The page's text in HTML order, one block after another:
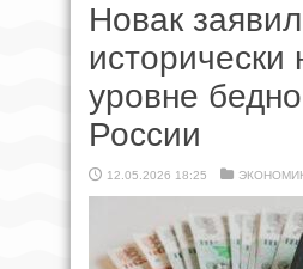
Новак
исторически
уровне
России
12.05.2026 18:25